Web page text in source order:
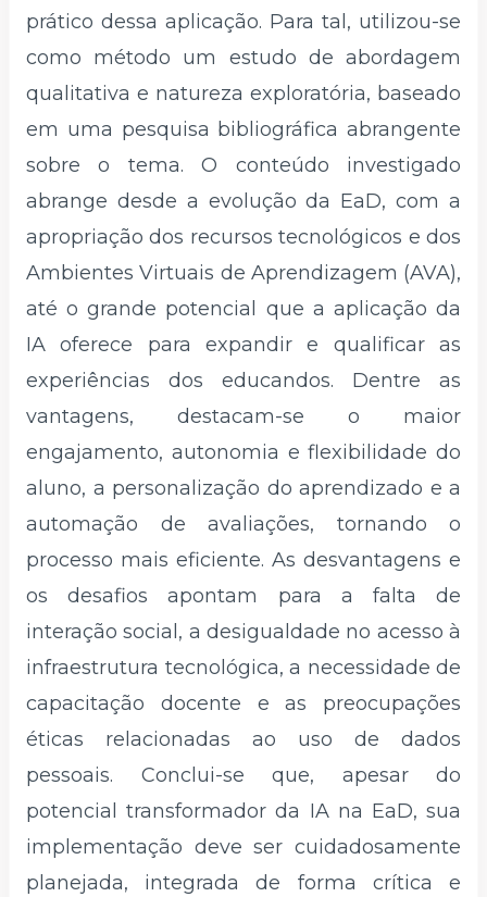
prático dessa aplicação. Para tal, utilizou-se
como método um estudo de abordagem
qualitativa e natureza exploratória, baseado
em uma pesquisa bibliográfica abrangente
sobre o tema. O conteúdo investigado
abrange desde a evolução da EaD, com a
apropriação dos recursos tecnológicos e dos
Ambientes Virtuais de Aprendizagem (AVA),
até o grande potencial que a aplicação da
IA oferece para expandir e qualificar as
experiências dos educandos. Dentre as
vantagens, destacam-se o maior
engajamento, autonomia e flexibilidade do
aluno, a personalização do aprendizado e a
automação de avaliações, tornando o
processo mais eficiente. As desvantagens e
os desafios apontam para a falta de
interação social, a desigualdade no acesso à
infraestrutura tecnológica, a necessidade de
capacitação docente e as preocupações
éticas relacionadas ao uso de dados
pessoais. Conclui-se que, apesar do
potencial transformador da IA na EaD, sua
implementação deve ser cuidadosamente
planejada, integrada de forma crítica e